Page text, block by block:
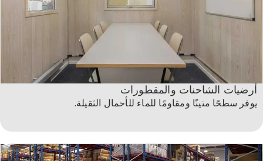
أرضيات الشاحنات والمقطورات
يوفر سطحًا متينًا ومقاومًا للماء للأحمال الثقيلة.